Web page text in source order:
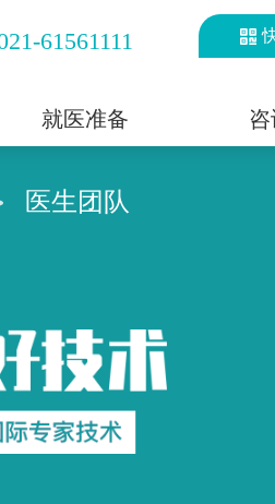
61561111
就医准备
医生团队